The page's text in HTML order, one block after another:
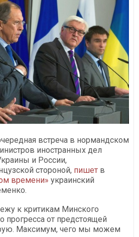
встреча в нормандском
иностранных дел
и России,
стороной, пишет в
времени» украинский
к критикам Минского
прогресса от предстоящей
Максимум, чего мы можем